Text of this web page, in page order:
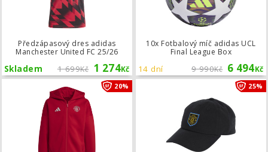
Předzápasový dres adidas
Manchester United FC 25/26
1 699Kč 1 274Kč
Skladem
10x Fotbalový míč adidas UCL
Final League Box
9 990Kč 6 494Kč
14 dní
20% Dětská mikina s kapucí adidas 25%